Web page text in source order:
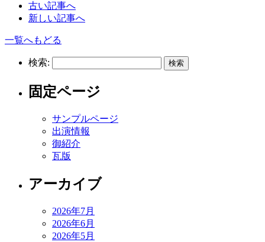
古い記事へ
新しい記事へ
一覧へもどる
検索:
固定ページ
サンプルページ
出演情報
御紹介
瓦版
アーカイブ
2026年7月
2026年6月
2026年5月